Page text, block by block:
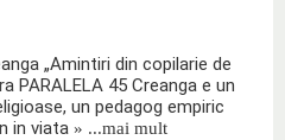
„Amintiri din copilarie de
PARALELA 45 Creanga e un
un pedagog empiric
in viata » ...mai mult